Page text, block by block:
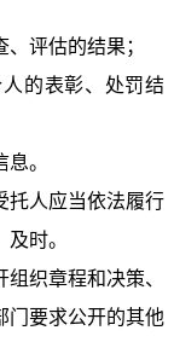
评估的结果；
的表彰、处罚结
。
人应当依法履行
时。
织章程和决策、
门要求公开的其他